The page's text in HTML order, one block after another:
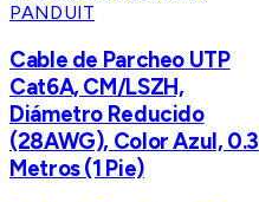
PANDUIT
Cable de Parcheo UTP
Cat6A, CM/LSZH,
Diámetro Reducido
(28AWG), Color Azul, 0.3
Metros (1 Pie)